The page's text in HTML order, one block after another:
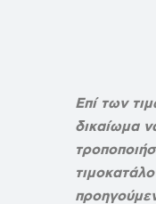
Επί των
δικαίωμα